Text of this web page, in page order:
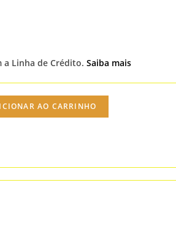
a Linha de Crédito. Saiba mais
AO CARRINHO